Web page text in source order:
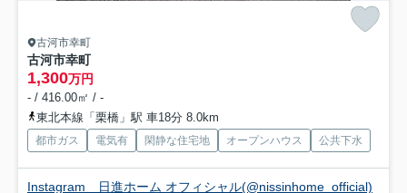
古河市幸町
古河市幸町
1,300万円
- / 416.00㎡ / -
東北本線「栗橋」駅 車18分 8.0km
都市ガス 電気有 閑静な住宅地 オープンハウス 公共下水
Instagram 日進ホーム オフィシャル(@nissinhome_official)